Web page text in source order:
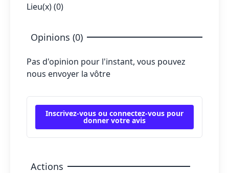
Lieu(x) (0)
Opinions (0)
Pas d'opinion pour l'instant, vous pouvez
nous envoyer la vôtre
Inscrivez-vous ou connectez-vous pour
donner votre avis
Actions